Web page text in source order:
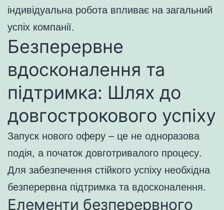
індивідуальна робота впливає на загальний
успіх компанії.
Безперервне
вдосконалення та
підтримка: Шлях до
довгострокового успіху
Запуск нового оферу – це не одноразова
подія, а початок довготривалого процесу.
Для забезпечення стійкого успіху необхідна
безперервна підтримка та вдосконалення.
Елементи безперервного